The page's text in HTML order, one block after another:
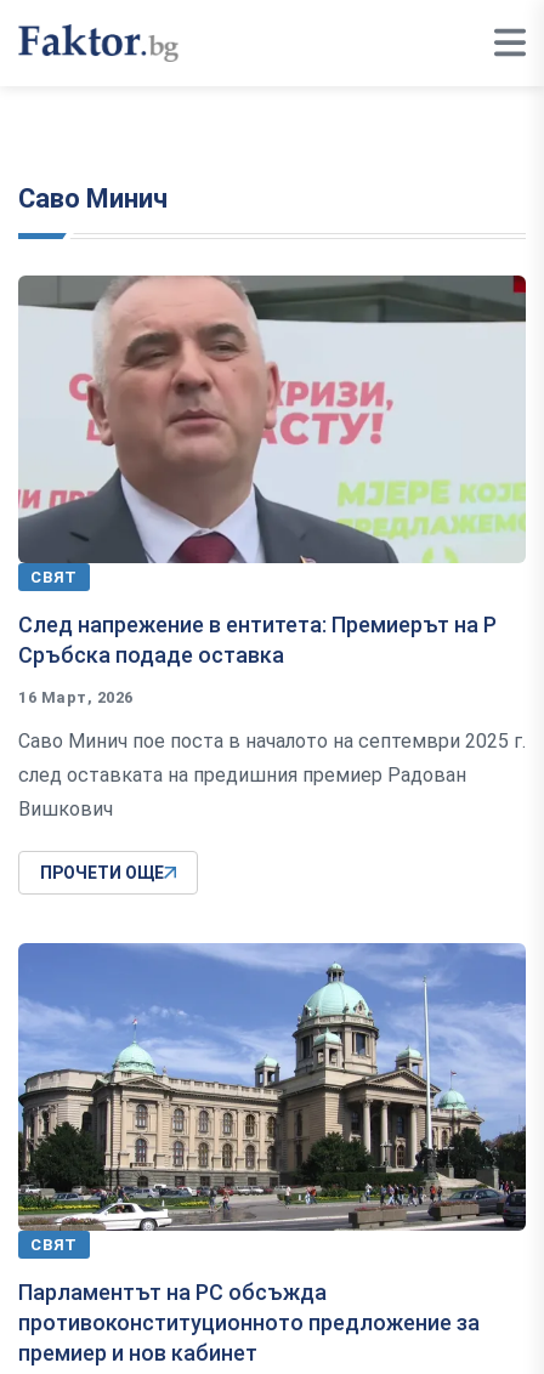
Саво Минич
СВЯТ
След напрежение в ентитета: Премиерът на Р
Сръбска подаде оставка
16 Март, 2026
Саво Минич пое поста в началото на септември 2025 г.
след оставката на предишния премиер Радован
Вишкович
ПРОЧЕТИ ОЩЕ
СВЯТ
Парламентът на РС обсъжда
противоконституционното предложение за
премиер и нов кабинет